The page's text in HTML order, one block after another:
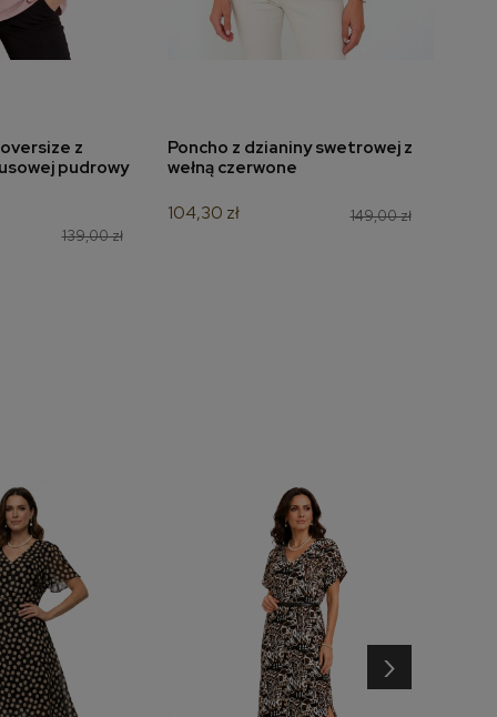
koszyka
z
pudrowy
139,00 zł
dodaj do koszyka
Poncho z dzianiny swetrowej z
wełną czerwone
149,00 zł
104,30 zł
›